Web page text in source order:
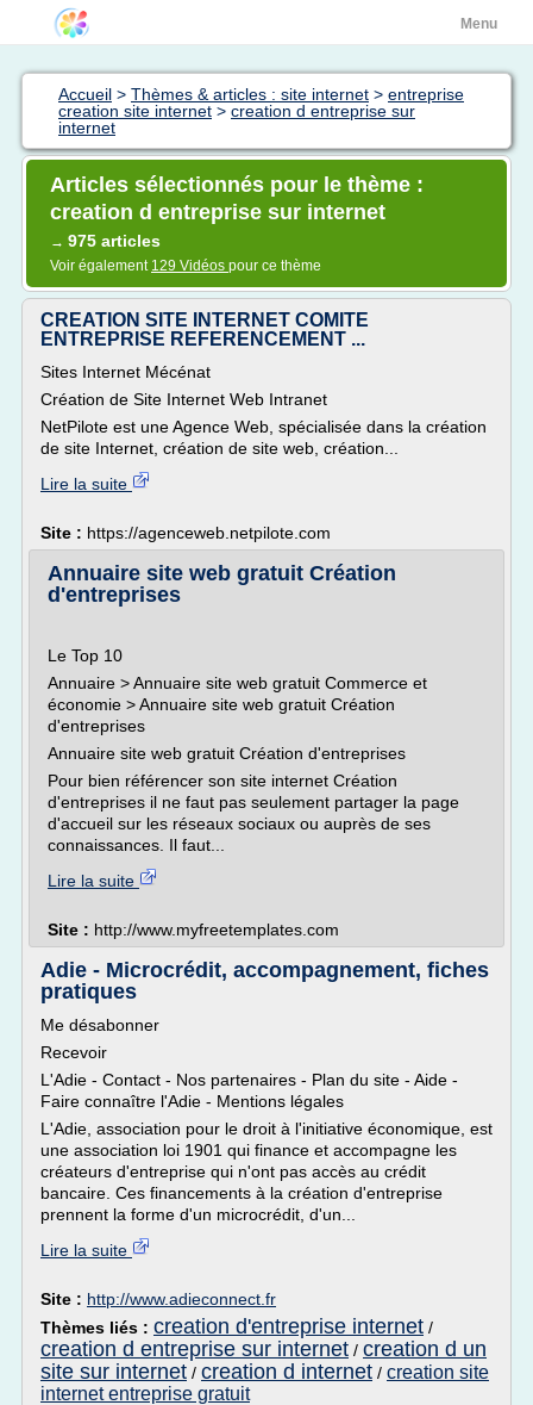
Menu
Accueil > Thèmes & articles : site internet > entreprise
creation site internet > creation d entreprise sur
internet
Articles sélectionnés pour le thème :
creation d entreprise sur internet
→ 975 articles
Voir également 129 Vidéos pour ce thème
CREATION SITE INTERNET COMITE
ENTREPRISE REFERENCEMENT ...
Sites Internet Mécénat
Création de Site Internet Web Intranet
NetPilote est une Agence Web, spécialisée dans la création
de site Internet, création de site web, création...
Lire la suite
Site : https://agenceweb.netpilote.com
Annuaire site web gratuit Création
d'entreprises
Le Top 10
Annuaire > Annuaire site web gratuit Commerce et
économie > Annuaire site web gratuit Création
d'entreprises
Annuaire site web gratuit Création d'entreprises
Pour bien référencer son site internet Création
d'entreprises il ne faut pas seulement partager la page
d'accueil sur les réseaux sociaux ou auprès de ses
connaissances. Il faut...
Lire la suite
Site : http://www.myfreetemplates.com
Adie - Microcrédit, accompagnement, fiches
pratiques
Me désabonner
Recevoir
L'Adie - Contact - Nos partenaires - Plan du site - Aide -
Faire connaître l'Adie - Mentions légales
L'Adie, association pour le droit à l'initiative économique, est
une association loi 1901 qui finance et accompagne les
créateurs d'entreprise qui n'ont pas accès au crédit
bancaire. Ces financements à la création d'entreprise
prennent la forme d'un microcrédit, d'un...
Lire la suite
Site : http://www.adieconnect.fr
Thèmes liés : creation d'entreprise internet /
creation d entreprise sur internet / creation d un
site sur internet / creation d internet / creation site
internet entreprise gratuit